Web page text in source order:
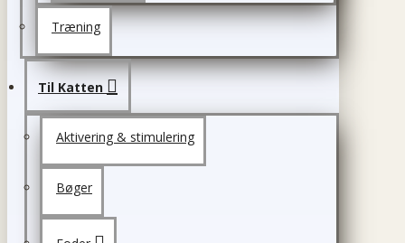
Træning
Til Katten
Aktivering & stimulering
Bøger